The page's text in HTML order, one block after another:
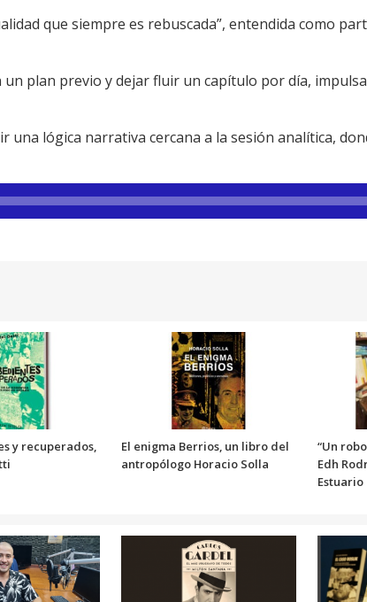
que siempre es rebuscada”, entendida como
plan previo y dejar fluir un capítulo por día,
lógica narrativa cercana a la sesión analítica,
y recuperados,
El enigma Berrios, un libro del
antropólogo Horacio Solla
“Un
Edh
Estuario